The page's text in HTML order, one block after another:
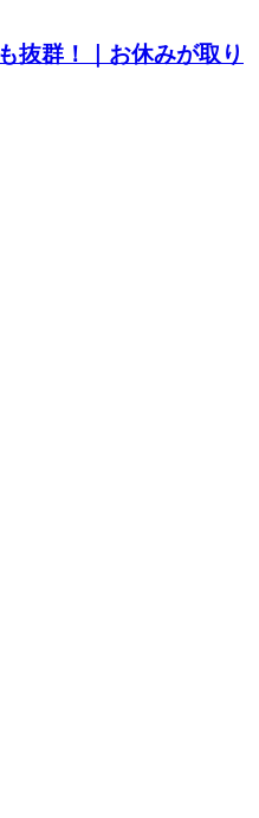
抜群！｜お休みが取り